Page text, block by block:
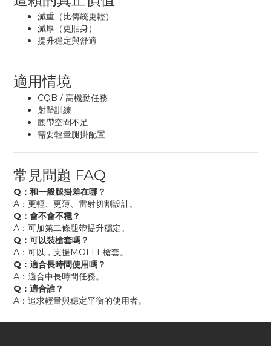
減重（比傳統更輕）
減厚（更貼身）
提升穩定與舒適
適用情境
CQB / 高機動任務
射擊訓練
腰帶空間不足
需要輕量腿掛配置
常見問題 FAQ
Q：和一般腿掛差在哪？
A：更輕、更薄、雷射切割設計。
Q：會不會不穩？
A：可加第二條腿帶提升穩定。
Q：可以裝槍套嗎？
A：可以，支援MOLLE槍套。
Q：適合長時間使用嗎？
A：適合中長時間任務。
Q：適合誰？
A：追求輕量與穩定平衡的使用者。